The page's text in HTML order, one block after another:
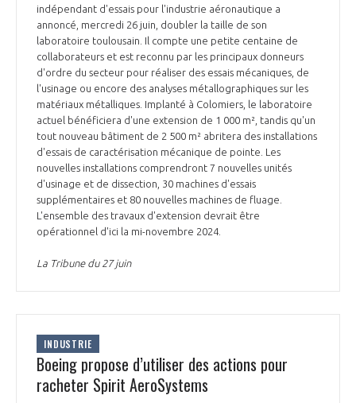
indépendant d'essais pour l'industrie aéronautique a
annoncé, mercredi 26 juin, doubler la taille de son
laboratoire toulousain. Il compte une petite centaine de
collaborateurs et est reconnu par les principaux donneurs
d'ordre du secteur pour réaliser des essais mécaniques, de
l'usinage ou encore des analyses métallographiques sur les
matériaux métalliques. Implanté à Colomiers, le laboratoire
actuel bénéficiera d'une extension de 1 000 m², tandis qu'un
tout nouveau bâtiment de 2 500 m² abritera des installations
d'essais de caractérisation mécanique de pointe. Les
nouvelles installations comprendront 7 nouvelles unités
d'usinage et de dissection, 30 machines d'essais
supplémentaires et 80 nouvelles machines de fluage.
L'ensemble des travaux d'extension devrait être
opérationnel d'ici la mi-novembre 2024.
La Tribune du 27 juin
INDUSTRIE
Boeing propose d’utiliser des actions pour
racheter Spirit AeroSystems